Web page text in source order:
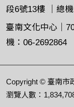
段6號13樓 ｜總
臺南文化中心｜
機：06-2692864
Copyright © 臺南市
瀏覽人數：